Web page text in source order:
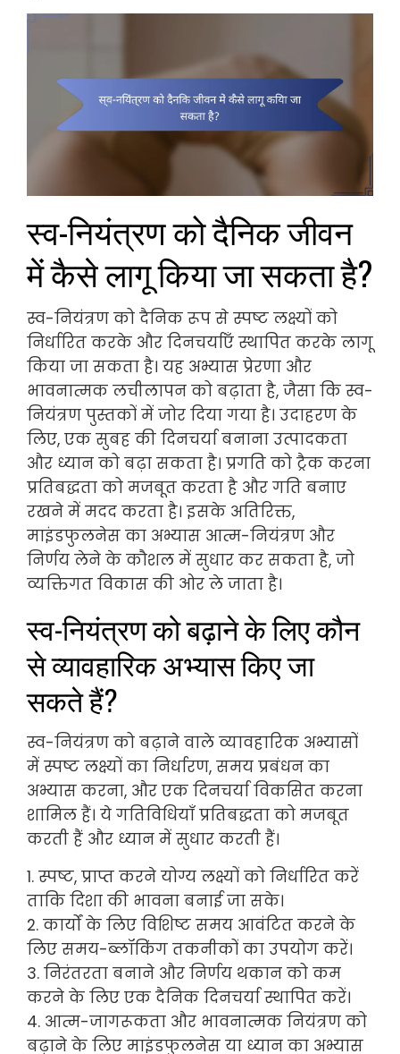
स्व-नियंत्रण को दैनिक जीवन
में कैसे लागू किया जा सकता है?
स्व-नियंत्रण को दैनिक रूप से स्पष्ट लक्ष्यों को
निर्धारित करके और दिनचर्याएँ स्थापित करके लागू
किया जा सकता है। यह अभ्यास प्रेरणा और
भावनात्मक लचीलापन को बढ़ाता है, जैसा कि स्व-
नियंत्रण पुस्तकों में जोर दिया गया है। उदाहरण के
लिए, एक सुबह की दिनचर्या बनाना उत्पादकता
और ध्यान को बढ़ा सकता है। प्रगति को ट्रैक करना
प्रतिबद्धता को मजबूत करता है और गति बनाए
रखने में मदद करता है। इसके अतिरिक्त,
माइंडफुलनेस का अभ्यास आत्म-नियंत्रण और
निर्णय लेने के कौशल में सुधार कर सकता है, जो
व्यक्तिगत विकास की ओर ले जाता है।
स्व-नियंत्रण को बढ़ाने के लिए कौन
से व्यावहारिक अभ्यास किए जा
सकते हैं?
स्व-नियंत्रण को बढ़ाने वाले व्यावहारिक अभ्यासों
में स्पष्ट लक्ष्यों का निर्धारण, समय प्रबंधन का
अभ्यास करना, और एक दिनचर्या विकसित करना
शामिल हैं। ये गतिविधियाँ प्रतिबद्धता को मजबूत
करती हैं और ध्यान में सुधार करती हैं।
1. स्पष्ट, प्राप्त करने योग्य लक्ष्यों को निर्धारित करें
ताकि दिशा की भावना बनाई जा सके।
2. कार्यों के लिए विशिष्ट समय आवंटित करने के
लिए समय-ब्लॉकिंग तकनीकों का उपयोग करें।
3. निरंतरता बनाने और निर्णय थकान को कम
करने के लिए एक दैनिक दिनचर्या स्थापित करें।
4. आत्म-जागरूकता और भावनात्मक नियंत्रण को
बढ़ाने के लिए माइंडफुलनेस या ध्यान का अभ्यास